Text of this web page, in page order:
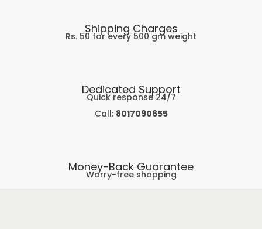
Shipping Charges
Rs. 50 for every 500 gm weight
Dedicated Support
Quick response 24/7
Call: 8017090655
Money-Back Guarantee
Worry-free shopping